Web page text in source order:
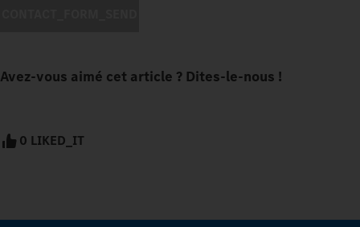
Avez-vous aimé cet article ? Dites-le-nous !
0 LIKED_IT